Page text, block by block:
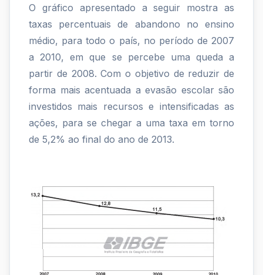
um
dos
principais
pr...
O gráfico apresentado a seguir mostra as
taxas percentuais de abandono no ensino
médio, para todo o país, no período de 2007
a 2010, em que se percebe uma queda a
partir de 2008. Com o objetivo de reduzir de
forma mais acentuada a evasão escolar são
investidos mais recursos e intensificadas as
ações, para se chegar a uma taxa em torno
de 5,2% ao final do ano de 2013.